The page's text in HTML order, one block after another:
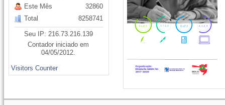
Este Mês
Total
32860
8258741
Seu IP: 216.73.216.139
Contador iniciado em
04/05/2012.
Visitors Counter